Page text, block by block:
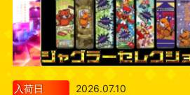
入荷日
2026.07.10